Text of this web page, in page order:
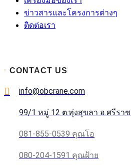
ข่าวสารและโครงการต่างๆ
ติดต่อเรา
CONTACT US
info@obcrane.com
99/1 หมู่ 12 ต.ทุ่งสุขลา อ.ศรีรา
081-855-0539 คุณโอ
080-204-1591 คุณฝ้าย